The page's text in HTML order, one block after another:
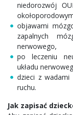
niedorozwój
objawami
zapalnych
nerwowego,
po leczeniu
układu
dzieci z wadami
ruchu.
Jak zapisać